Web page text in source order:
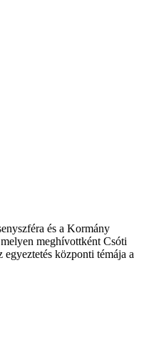
és a Kormány
meghívottként Csóti
központi témája a